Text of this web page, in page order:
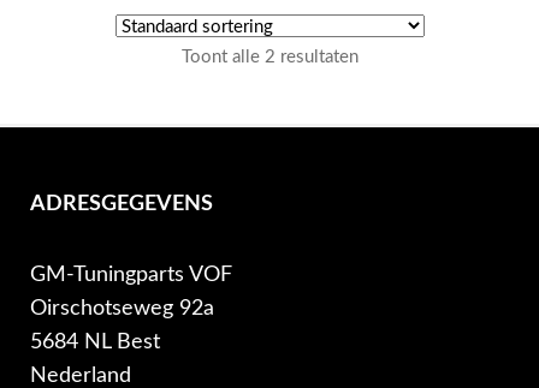
Toont alle 2 resultaten
ADRESGEGEVENS
GM-Tuningparts VOF
Oirschotseweg 92a
5684 NL Best
Nederland